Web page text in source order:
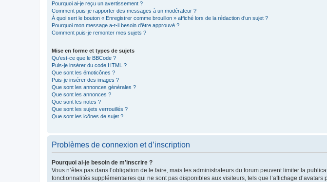
Pourquoi ai-je reçu un avertissement ?
Comment puis-je rapporter des messages à un modérateur ?
À quoi sert le bouton « Enregistrer comme brouillon » affiché lors de la rédaction d’un sujet ?
Pourquoi mon message a-t-il besoin d’être approuvé ?
Comment puis-je remonter mes sujets ?
Mise en forme et types de sujets
Qu’est-ce que le BBCode ?
Puis-je insérer du code HTML ?
Que sont les émoticônes ?
Puis-je insérer des images ?
Que sont les annonces générales ?
Que sont les annonces ?
Que sont les notes ?
Que sont les sujets verrouillés ?
Que sont les icônes de sujet ?
Problèmes de connexion et d’inscription
Pourquoi ai-je besoin de m’inscrire ?
Vous n’êtes pas dans l’obligation de le faire, mais les administrateurs du forum peuvent limiter la
fonctionnalités supplémentaires qui ne sont pas disponibles aux visiteurs, tels que l’affichage